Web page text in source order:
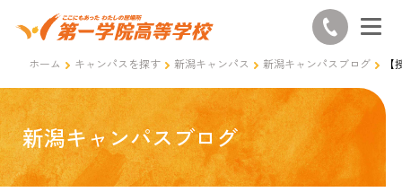
ホーム キャンパスを探す 新潟キャンパス 新潟キャンパスブログ
新潟キャンパスブログ